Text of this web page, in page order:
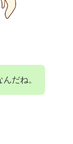
だね。